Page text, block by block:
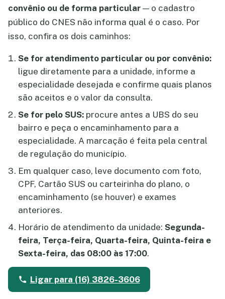
convênio ou de forma particular — o cadastro
público do CNES não informa qual é o caso. Por
isso, confira os dois caminhos:
Se for atendimento particular ou por convênio:
ligue diretamente para a unidade, informe a
especialidade desejada e confirme quais planos
são aceitos e o valor da consulta.
Se for pelo SUS: procure antes a UBS do seu
bairro e peça o encaminhamento para a
especialidade. A marcação é feita pela central
de regulação do município.
Em qualquer caso, leve documento com foto,
CPF, Cartão SUS ou carteirinha do plano, o
encaminhamento (se houver) e exames
anteriores.
Horário de atendimento da unidade: Segunda-
feira, Terça-feira, Quarta-feira, Quinta-feira e
Sexta-feira, das 08:00 às 17:00.
Ligar para (16) 3826-3606